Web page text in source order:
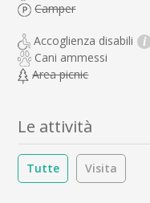
Camper
Accoglienza disabili i
Cani ammessi
Area picnic
Le attività
Tutte Visita